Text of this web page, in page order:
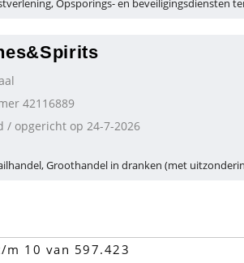
Opsporings- en beveiligingsdiensten
42116889
/ opgericht op 24-7-2026
Groothandel in dranken (met
m 10 van 597.423